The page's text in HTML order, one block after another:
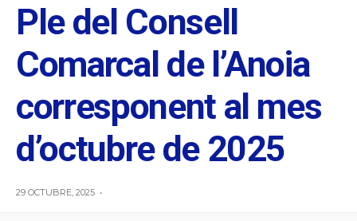
Ple del Consell
Comarcal de l’Anoia
corresponent al mes
d’octubre de 2025
29 OCTUBRE, 2025 •